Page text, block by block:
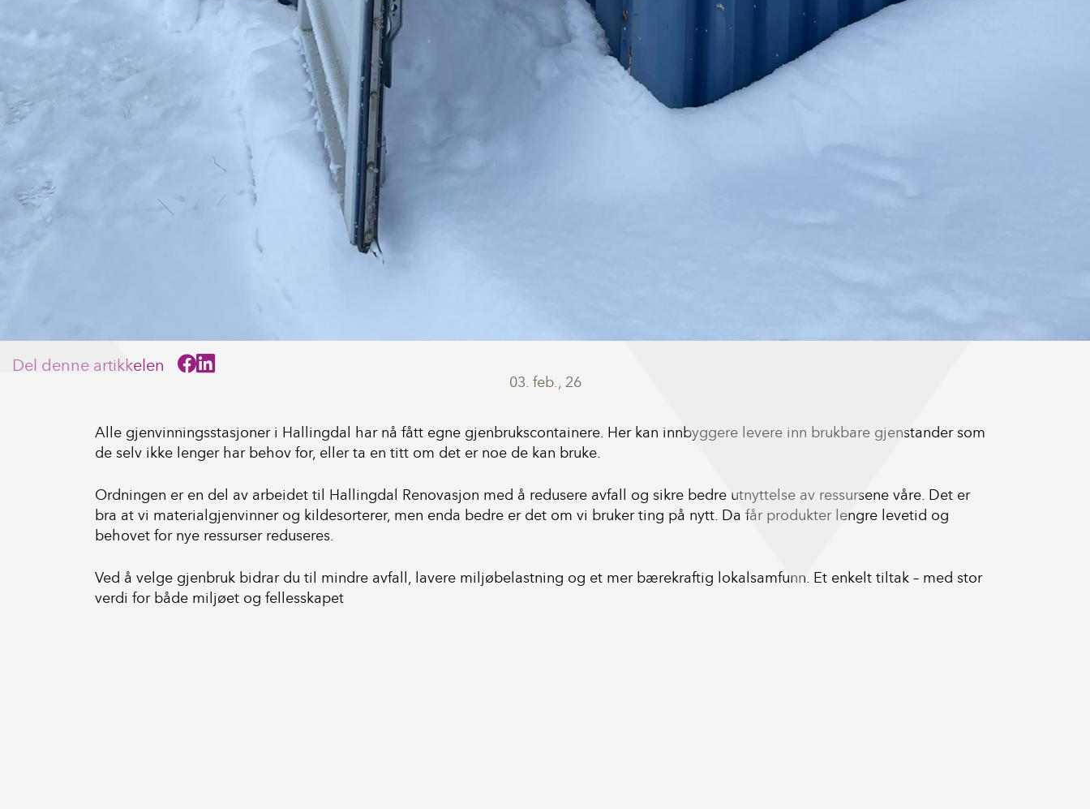
Del denne artikkelen
03. feb., 26
Alle gjenvinningsstasjoner i Hallingdal har nå fått egne gjenbrukscontainere. Her kan innbyggere levere inn brukbare gjenstander som
de selv ikke lenger har behov for, eller ta en titt om det er noe de kan bruke.
Ordningen er en del av arbeidet til Hallingdal Renovasjon med å redusere avfall og sikre bedre utnyttelse av ressursene våre. Det er
bra at vi materialgjenvinner og kildesorterer, men enda bedre er det om vi bruker ting på nytt. Da får produkter lengre levetid og
behovet for nye ressurser reduseres.
Ved å velge gjenbruk bidrar du til mindre avfall, lavere miljøbelastning og et mer bærekraftig lokalsamfunn. Et enkelt tiltak – med stor
verdi for både miljøet og fellesskapet